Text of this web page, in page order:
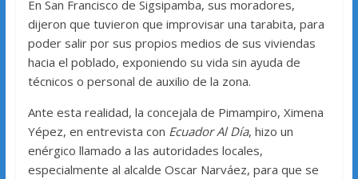
En San Francisco de Sigsipamba, sus moradores,
dijeron que tuvieron que improvisar una tarabita, para
poder salir por sus propios medios de sus viviendas
hacia el poblado, exponiendo su vida sin ayuda de
técnicos o personal de auxilio de la zona.
Ante esta realidad, la concejala de Pimampiro, Ximena
Yépez, en entrevista con Ecuador Al Día, hizo un
enérgico llamado a las autoridades locales,
especialmente al alcalde Oscar Narváez, para que se